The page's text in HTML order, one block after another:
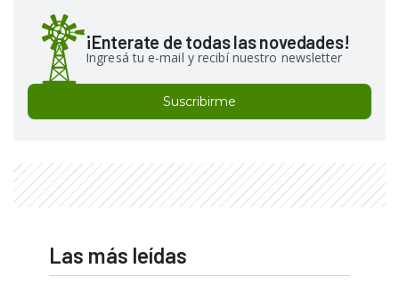
¡Enterate de todas las novedades!
Ingresá tu e-mail y recibí nuestro newsletter
Suscribirme
Las más leídas